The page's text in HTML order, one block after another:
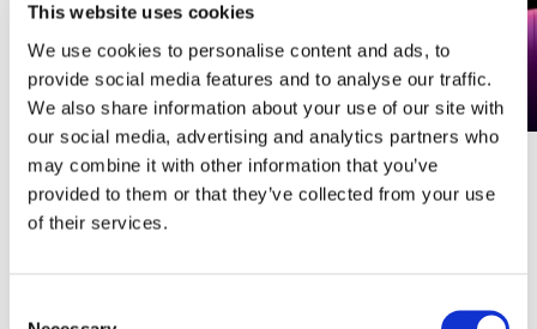
This website uses cookies
We use cookies to personalise content and ads, to
provide social media features and to analyse our traffic.
We also share information about your use of our site with
our social media, advertising and analytics partners who
may combine it with other information that you’ve
provided to them or that they’ve collected from your use
of their services.
Un CMS qui élève l'affichage
numérique à un niveau supérieur
processus opérationnels. Une question reste toutefois cruciale